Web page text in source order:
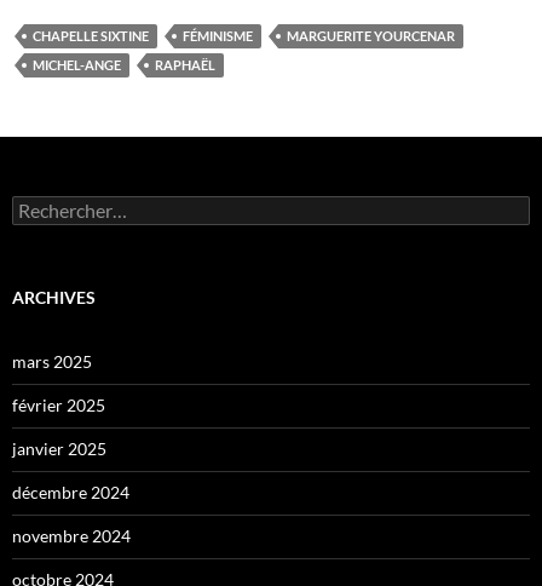
CHAPELLE SIXTINE FÉMINISME
MARGUERITE YOURCENAR
MICHEL-ANGE
RAPHAËL
Rechercher :
ARCHIVES
mars 2025
février 2025
janvier 2025
décembre 2024
novembre 2024
octobre 2024